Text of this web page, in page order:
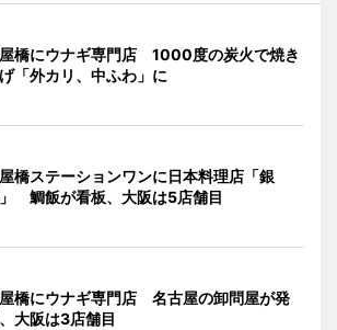
橋にウナギ専門店 1000度の炭火で焼き
げ「外カリ、中ふわ」に
橋ステーションワンに日本料理店「銀
鯛飯が看板、大阪は5店舗目
橋にウナギ専門店 名古屋の卸問屋が発
大阪は3店舗目